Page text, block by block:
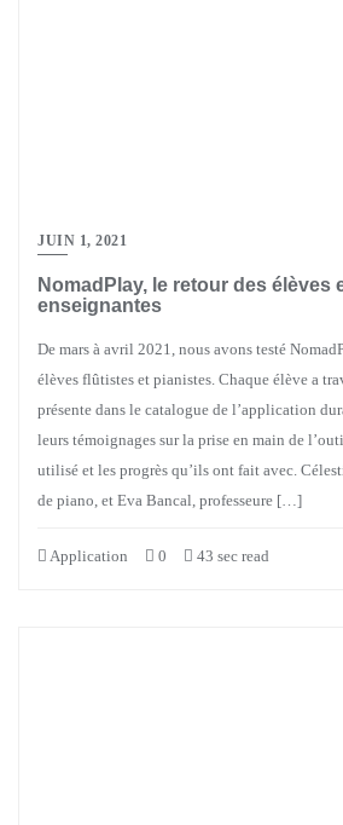
JUIN 1, 2021
NomadPlay, le retour des élèves
enseignantes
De mars à avril 2021, nous avons testé
élèves flûtistes et pianistes. Chaque élève a
présente dans le catalogue de l’application
leurs témoignages sur la prise en main de
utilisé et les progrès qu’ils ont fait avec.
de piano, et Eva Bancal, professeure […]
Application 0 43 sec read